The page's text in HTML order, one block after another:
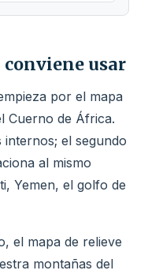
conviene usar
por el mapa
Cuerno de África.
el segundo
al mismo
Yemen, el golfo de
el mapa de relieve
montañas del